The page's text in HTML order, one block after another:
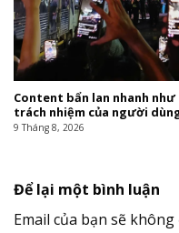
Content bẩn lan nhanh
trách nhiệm của người
9 Tháng 8, 2026
Để lại một bình luận
Email của bạn sẽ